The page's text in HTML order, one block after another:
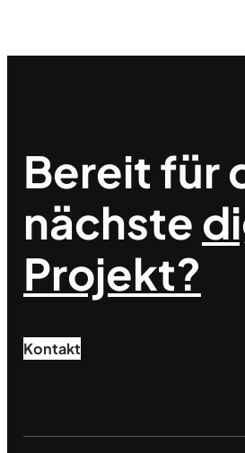
Bereit für
nächste
Projekt?
Kontakt